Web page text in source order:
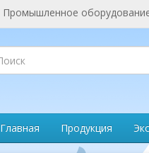
Промышленное
Главная Продукция